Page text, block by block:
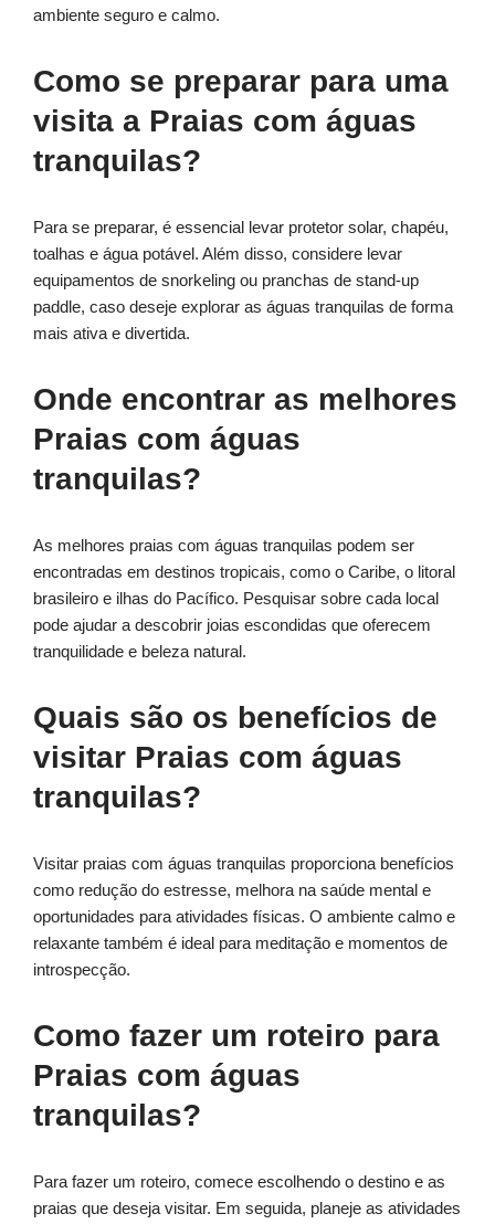
ambiente seguro e calmo.
Como se preparar para uma
visita a Praias com águas
tranquilas?
Para se preparar, é essencial levar protetor solar, chapéu,
toalhas e água potável. Além disso, considere levar
equipamentos de snorkeling ou pranchas de stand-up
paddle, caso deseje explorar as águas tranquilas de forma
mais ativa e divertida.
Onde encontrar as melhores
Praias com águas
tranquilas?
As melhores praias com águas tranquilas podem ser
encontradas em destinos tropicais, como o Caribe, o litoral
brasileiro e ilhas do Pacífico. Pesquisar sobre cada local
pode ajudar a descobrir joias escondidas que oferecem
tranquilidade e beleza natural.
Quais são os benefícios de
visitar Praias com águas
tranquilas?
Visitar praias com águas tranquilas proporciona benefícios
como redução do estresse, melhora na saúde mental e
oportunidades para atividades físicas. O ambiente calmo e
relaxante também é ideal para meditação e momentos de
introspecção.
Como fazer um roteiro para
Praias com águas
tranquilas?
Para fazer um roteiro, comece escolhendo o destino e as
praias que deseja visitar. Em seguida, planeje as atividades